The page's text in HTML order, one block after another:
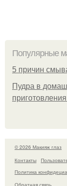
Популярные
5 причин
Пудра в
© 2026 Макияж глаз
Контакты
Политика
Обратная связь